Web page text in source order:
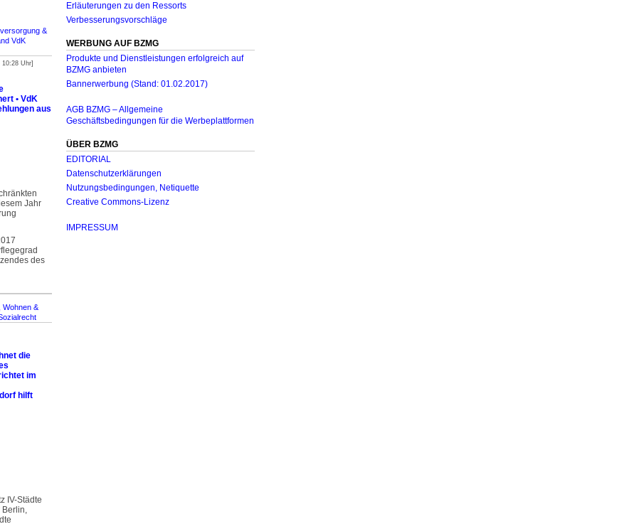
&
VdK
Uhr]
• VdK
aus
Jahr
des
Wohnen &
die
im
hilft
IV-Städte
Berlin,
Erläuterungen zu den Ressorts
Verbesserungsvorschläge
WERBUNG AUF BZMG
Produkte und Dienstleistungen erfolgreich auf
BZMG anbieten
Bannerwerbung (Stand: 01.02.2017)
AGB BZMG – Allgemeine
Geschäftsbedingungen für die Werbeplattformen
ÜBER BZMG
EDITORIAL
Datenschutzerklärungen
Nutzungsbedingungen, Netiquette
Creative Commons-Lizenz
IMPRESSUM